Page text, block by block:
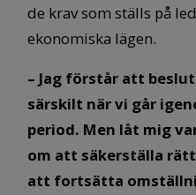
de krav som ställs på
ekonomiska lägen.
– Jag förstår att
särskilt när vi går
period. Men låt mig
om att säkerställa
att fortsätta